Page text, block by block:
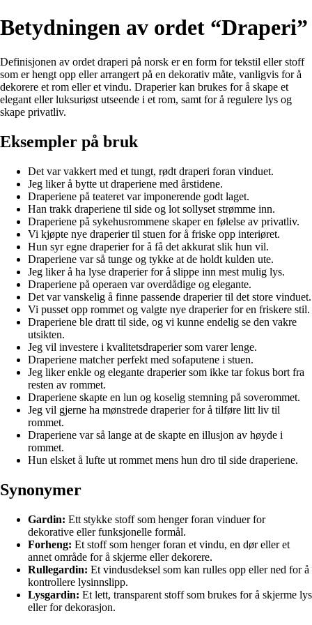
Betydningen av ordet “Draperi”
Definisjonen av ordet draperi på norsk er en form for tekstil eller stoff
som er hengt opp eller arrangert på en dekorativ måte, vanligvis for å
dekorere et rom eller et vindu. Draperier kan brukes for å skape et
elegant eller luksuriøst utseende i et rom, samt for å regulere lys og
skape privatliv.
Eksempler på bruk
Det var vakkert med et tungt, rødt draperi foran vinduet.
Jeg liker å bytte ut draperiene med årstidene.
Draperiene på teateret var imponerende godt laget.
Han trakk draperiene til side og lot sollyset strømme inn.
Draperiene på sykehusrommene skaper en følelse av privatliv.
Vi kjøpte nye draperier til stuen for å friske opp interiøret.
Hun syr egne draperier for å få det akkurat slik hun vil.
Draperiene var så tunge og tykke at de holdt kulden ute.
Jeg liker å ha lyse draperier for å slippe inn mest mulig lys.
Draperiene på operaen var overdådige og elegante.
Det var vanskelig å finne passende draperier til det store vinduet.
Vi pusset opp rommet og valgte nye draperier for en friskere stil.
Draperiene ble dratt til side, og vi kunne endelig se den vakre
utsikten.
Jeg vil investere i kvalitetsdraperier som varer lenge.
Draperiene matcher perfekt med sofaputene i stuen.
Jeg liker enkle og elegante draperier som ikke tar fokus bort fra
resten av rommet.
Draperiene skapte en lun og koselig stemning på soverommet.
Jeg vil gjerne ha mønstrede draperier for å tilføre litt liv til
rommet.
Draperiene var så lange at de skapte en illusjon av høyde i
rommet.
Hun elsket å lufte ut rommet mens hun dro til side draperiene.
Synonymer
Gardin: Ett stykke stoff som henger foran vinduer for
dekorative eller funksjonelle formål.
Forheng: Et stoff som henger foran et vindu, en dør eller et
annet område for å skjerme eller dekorere.
Rullegardin: Et vindusdeksel som kan rulles opp eller ned for å
kontrollere lysinnslipp.
Lysgardin: Et lett, transparent stoff som brukes for å skjerme lys
eller for dekorasjon.